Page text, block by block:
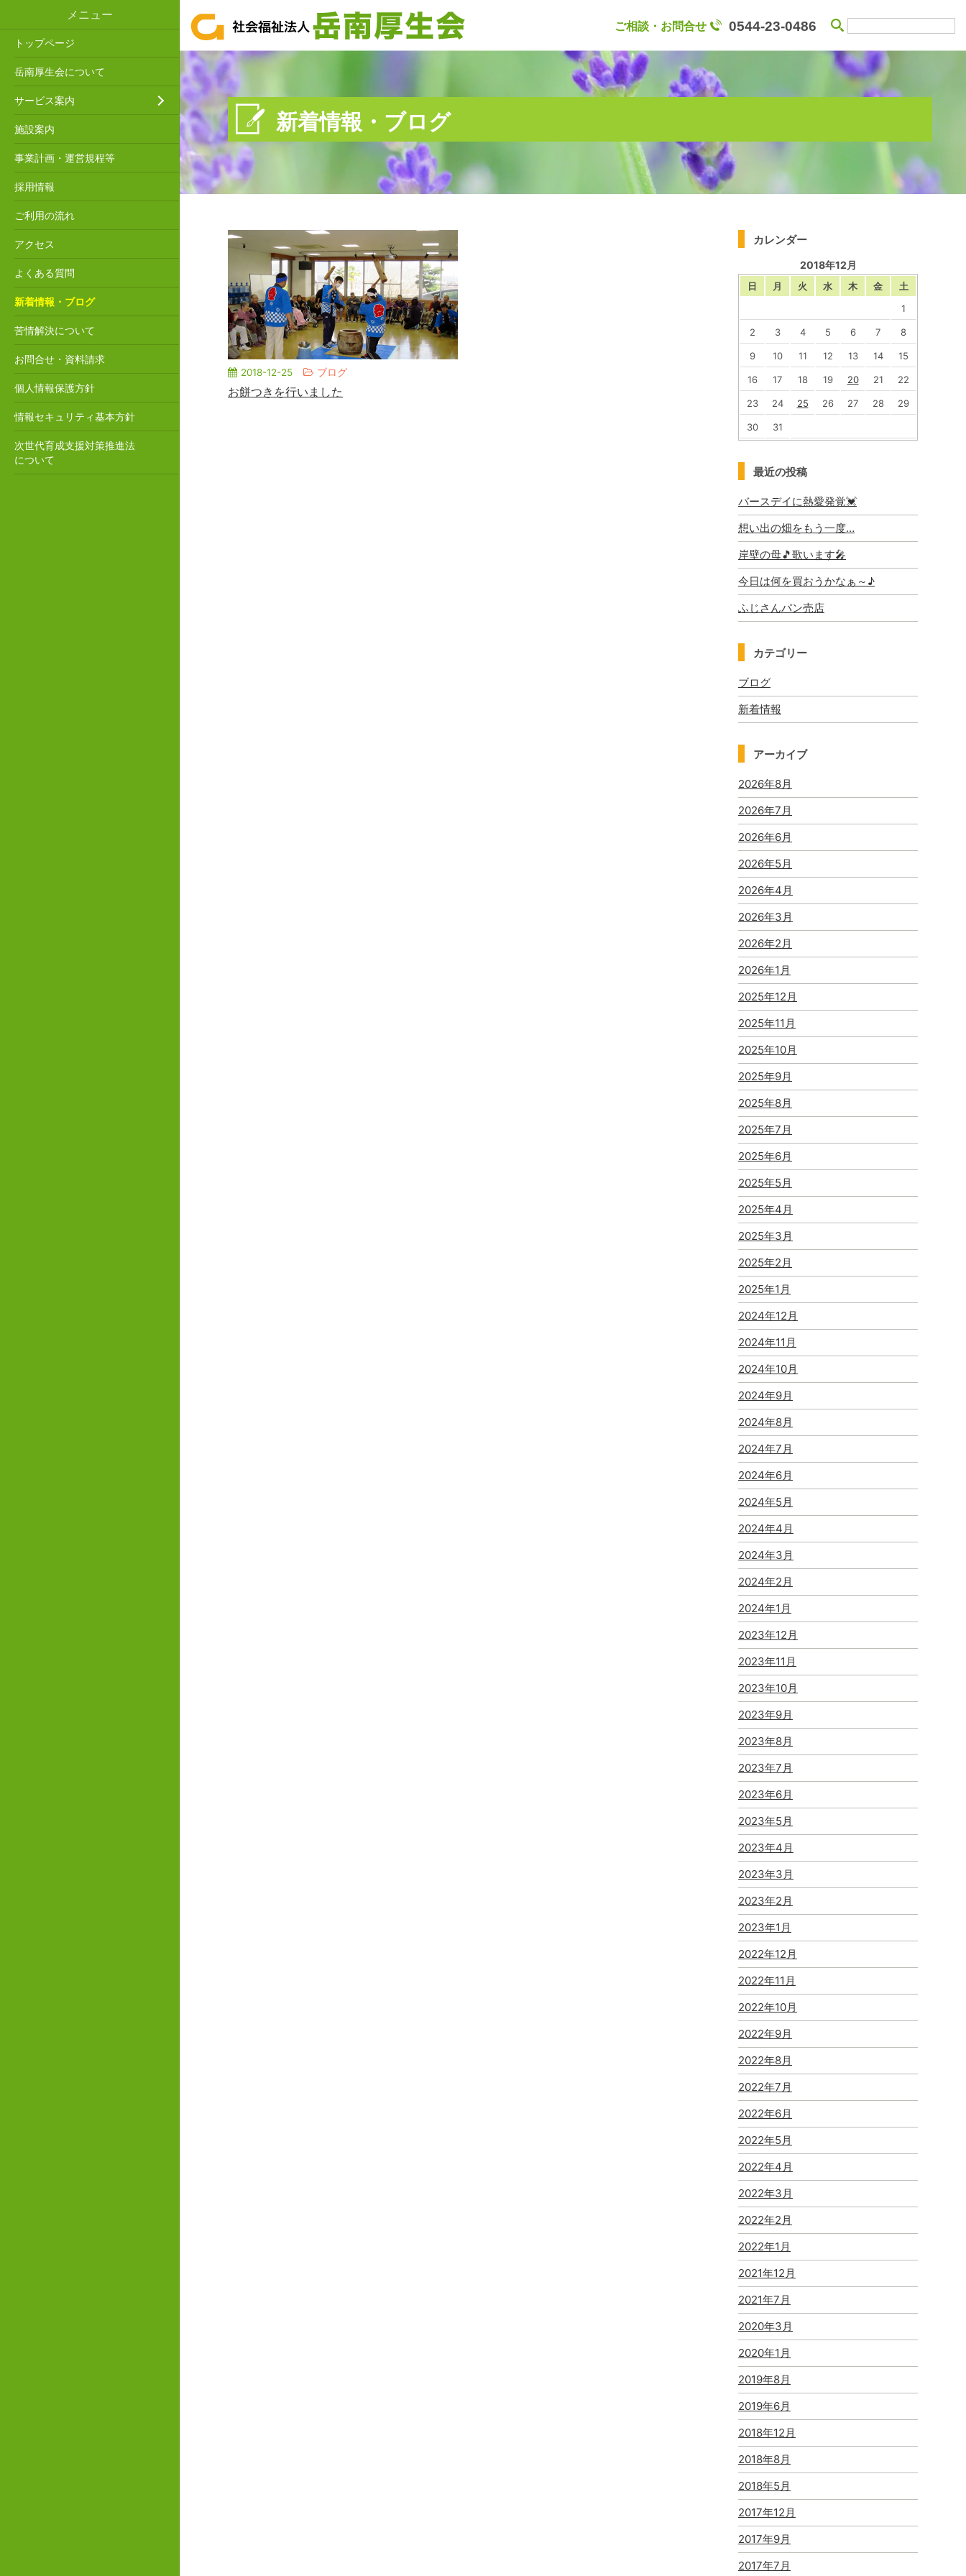
メニュー
トップページ
岳南厚生会について
サービス案内
施設案内
事業計画・運営規程等
採用情報
ご利用の流れ
アクセス
よくある質問
新着情報・ブログ
苦情解決について
お問合せ・資料請求
個人情報保護方針
情報セキュリティ基本方針
次世代育成支援対策推進法
について
新着情報・ブログ
2018-12-25 ブログ
お餅つきを行いました
カレンダー
2018年12月
日 月 火 水 木 金
土
1
2 3 4 5 6 7 8
9 10 11 12 13 14 15
16 17 18 19 20 21 22
23 24 25 26 27 28 29
30 31
最近の投稿
バースデイに熱愛発覚💓
想い出の畑をもう一度…
岸壁の母🎵歌います🎤
今日は何を買おうかなぁ～♪
ふじさんパン売店
カテゴリー
ブログ
新着情報
アーカイブ
2026年8月
2026年7月
2026年6月
2026年5月
2026年4月
2026年3月
2026年2月
2026年1月
2025年12月
2025年11月
2025年10月
2025年9月
2025年8月
2025年7月
2025年6月
2025年5月
2025年4月
2025年3月
2025年2月
2025年1月
2024年12月
2024年11月
2024年10月
2024年9月
2024年8月
2024年7月
2024年6月
2024年5月
2024年4月
2024年3月
2024年2月
2024年1月
2023年12月
2023年11月
2023年10月
2023年9月
2023年8月
2023年7月
2023年6月
2023年5月
2023年4月
2023年3月
2023年2月
2023年1月
2022年12月
2022年11月
2022年10月
2022年9月
2022年8月
2022年7月
2022年6月
2022年5月
2022年4月
2022年3月
2022年2月
2022年1月
2021年12月
2021年7月
2020年3月
2020年1月
2019年8月
2019年6月
2018年12月
2018年8月
2018年5月
2017年12月
2017年9月
2017年7月
ご相談・お問合せ 0544-23-0486